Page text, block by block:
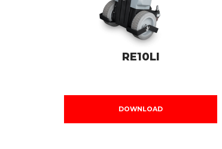
RE10LI
DOWNLOAD